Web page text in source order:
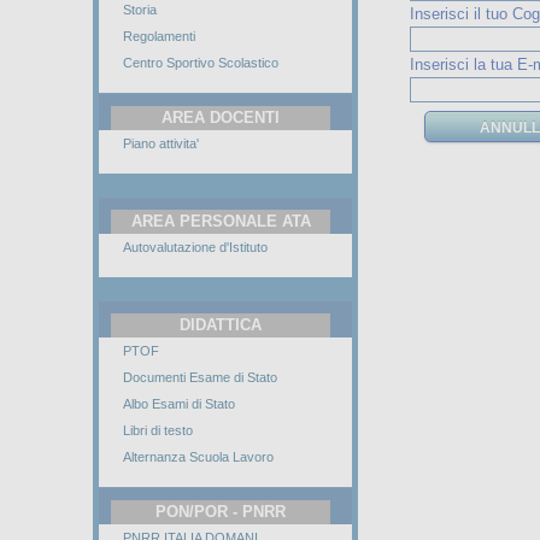
Storia
Regolamenti
Centro Sportivo Scolastico
AREA DOCENTI
Piano attivita'
AREA PERSONALE ATA
Autovalutazione d'Istituto
DIDATTICA
PTOF
Documenti Esame di Stato
Albo Esami di Stato
Libri di testo
Alternanza Scuola Lavoro
PON/POR - PNRR
Inserisci il tuo
Inserisci la tua E-